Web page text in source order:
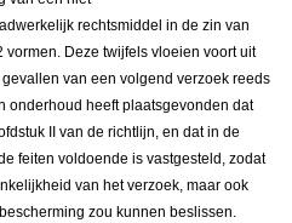
rechtsmiddel in de zin van
Deze twijfels vloeien voort uit
van een volgend verzoek reeds
onderhoud heeft plaatsgevonden dat
II van de richtlijn, en dat in de
feiten voldoende is vastgesteld, zodat
van het verzoek, maar ook
zou kunnen beslissen.